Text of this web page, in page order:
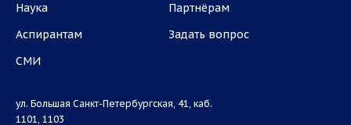
Наука
Аспирантам
СМИ
Партнёрам
Задать вопрос
ул. Большая Санкт-Петербургская, 41, каб.
1101, 1103